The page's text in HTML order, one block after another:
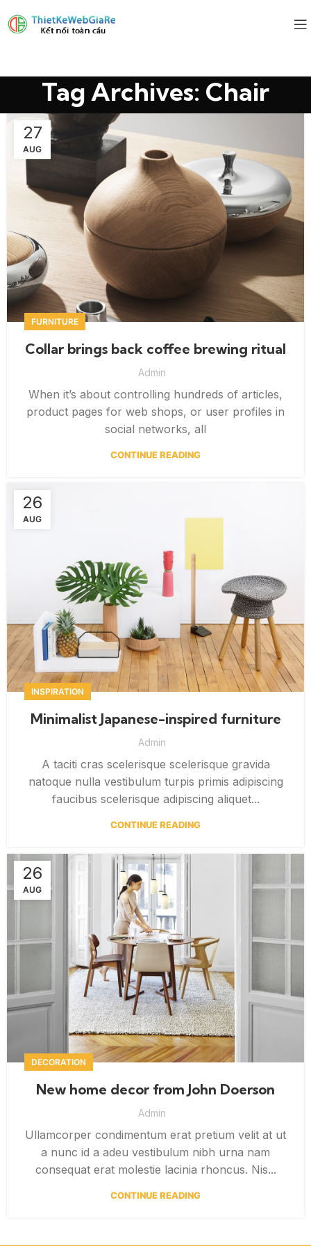
Tag Archives: Chair
27
AUG
FURNITURE
Collar brings back coffee brewing ritual
Admin
When it’s about controlling hundreds of articles,
product pages for web shops, or user profiles in
social networks, all
CONTINUE READING
26
AUG
INSPIRATION
Minimalist Japanese-inspired furniture
Admin
A taciti cras scelerisque scelerisque gravida
natoque nulla vestibulum turpis primis adipiscing
faucibus scelerisque adipiscing aliquet...
CONTINUE READING
26
AUG
DECORATION
New home decor from John Doerson
Admin
Ullamcorper condimentum erat pretium velit at ut
a nunc id a adeu vestibulum nibh urna nam
consequat erat molestie lacinia rhoncus. Nis...
CONTINUE READING